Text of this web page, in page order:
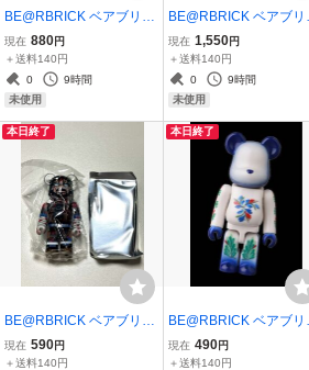
BE@RBRICK ベアブリッ
ク シリーズ52 ★ たべっ
子どうぶつ
現在 880円
＋送料140円
0
9時間
未使用
BE@RBRICK ベアブリ
ク シリーズ52 ★ シーク
レット セブンイレブン
現在 1,550円
＋送料140円
0
9時間
未使用
本日終了
BE@RBRICK ベアブリッ
ク series 52 BRZRKR 裏
現在 590円
＋送料140円
本日終了
BE@RBRICK ベアブリ
ク シリーズ51 ★パター
PATTERN
現在 490円
＋送料140円